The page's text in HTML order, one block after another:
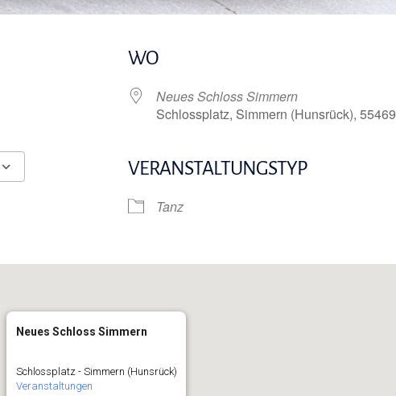
Google Kalender
WO
Neues Schloss Simmern
Schlossplatz, Simmern (Hunsrück), 55469
VERANSTALTUNGSTYP
Tanz
Neues Schloss Simmern
Schlossplatz - Simmern (Hunsrück)
Veranstaltungen